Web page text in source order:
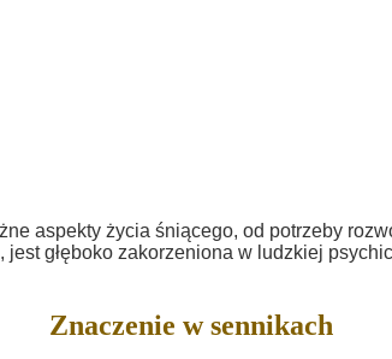
aspekty życia śniącego, od potrzeby
głęboko zakorzeniona w ludzkiej
Znaczenie w sennikach